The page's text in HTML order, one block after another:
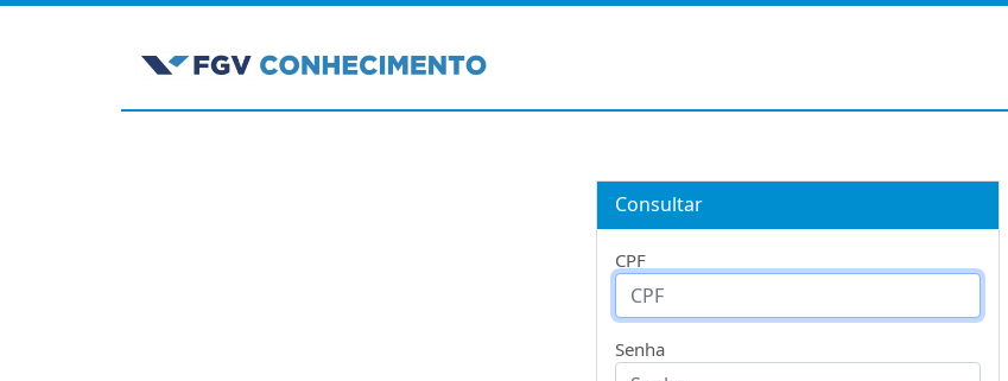
Consultar
CPF
Senha